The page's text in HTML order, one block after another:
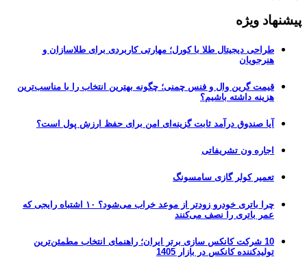
پیشنهاد ویژه
طراحی دیجیتال طلا با کورل؛ مهارتی کاربردی برای طلاسازان و
هنرجویان
قیمت گرین وال و فنس چمنی؛ چگونه بهترین انتخاب را با مناسب‌ترین
هزینه داشته باشیم؟
آیا صندوق درآمد ثابت گزینه‌ای امن برای حفظ ارزش پول است؟
اجاره ون تشریفاتی
تعمیر کولر گازی سامسونگ
چرا باتری خودرو زودتر از موعد خراب می‌شود؟ ۱۰ اشتباه رایجی که
عمر باتری را نصف می‌کنند
10 شرکت کانکس سازی برتر ایران؛ راهنمای انتخاب مطمئن‌ترین
تولیدکننده کانکس در بازار 1405